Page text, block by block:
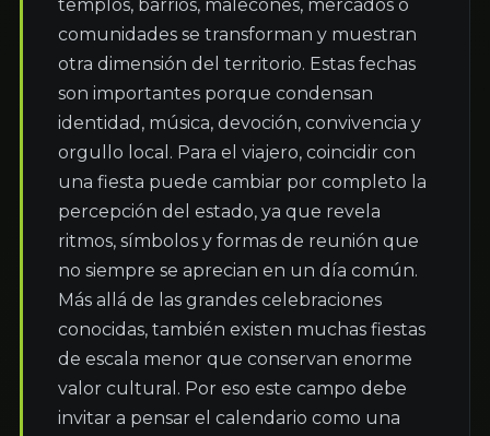
templos, barrios, malecones, mercados o
comunidades se transforman y muestran
otra dimensión del territorio. Estas fechas
son importantes porque condensan
identidad, música, devoción, convivencia y
orgullo local. Para el viajero, coincidir con
una fiesta puede cambiar por completo la
percepción del estado, ya que revela
ritmos, símbolos y formas de reunión que
no siempre se aprecian en un día común.
Más allá de las grandes celebraciones
conocidas, también existen muchas fiestas
de escala menor que conservan enorme
valor cultural. Por eso este campo debe
invitar a pensar el calendario como una